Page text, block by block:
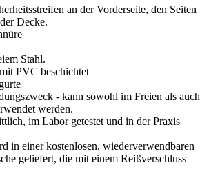
an der Vorderseite, den Seiten
Decke.
Stahl.
PVC beschichtet
- kann sowohl im Freien als auch
werden.
im Labor getestet und in der Praxis
in einer kostenlosen, wiederverwendbaren
geliefert, die mit einem Reißverschluss